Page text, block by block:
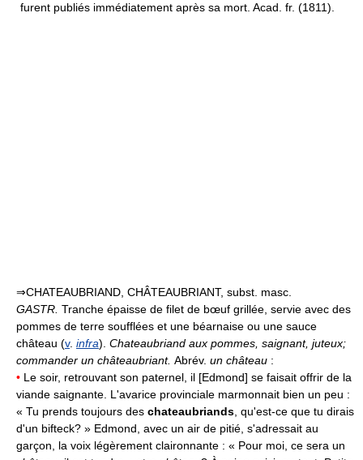
furent publiés immédiatement après sa mort. Acad. fr. (1811).
⇒CHATEAUBRIAND, CHÂTEAUBRIANT, subst. masc.
GASTR. Tranche épaisse de filet de bœuf grillée, servie avec des
pommes de terre soufflées et une béarnaise ou une sauce
château (v. infra). Chateaubriand aux pommes, saignant, juteux;
commander un châteaubriant. Abrév. un château :
• Le soir, retrouvant son paternel, il [Edmond] se faisait offrir de la
viande saignante. L'avarice provinciale marmonnait bien un peu :
« Tu prends toujours des chateaubriands , qu'est-ce que tu dirais
d'un bifteck? » Edmond, avec un air de pitié, s'adressait au
garçon, la voix légèrement claironnante : « Pour moi, ce sera un